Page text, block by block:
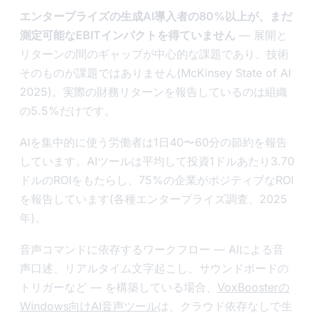
エンタープライズの生成AI導入者の80%以上が、まだ
測定可能なEBITインパクトを得ていません — 展開と
リターンの間のギャップが中心的な課題であり、技術
そのものが課題ではありません(McKinsey State of AI
2025)。実際の財務リターンを報告しているのは組織
の5.5%だけです。
AIを集中的に使う労働者は1日40〜60分の節約を報告
しています。AIツールは平均して投資1ドルあたり3.70
ドルのROIをもたらし、75%の企業がポジティブなROI
を報告しています(各種エンタープライズ調査、2025
年)。
音声コマンドに依存するワークフロー — AIによる音
声口述、リアルタイム文字起こし、サウンドボードの
トリガーなど — を構築している場合、 VoxBoosterの
Windows向けAI音声ツールは、クラウド依存なしで生